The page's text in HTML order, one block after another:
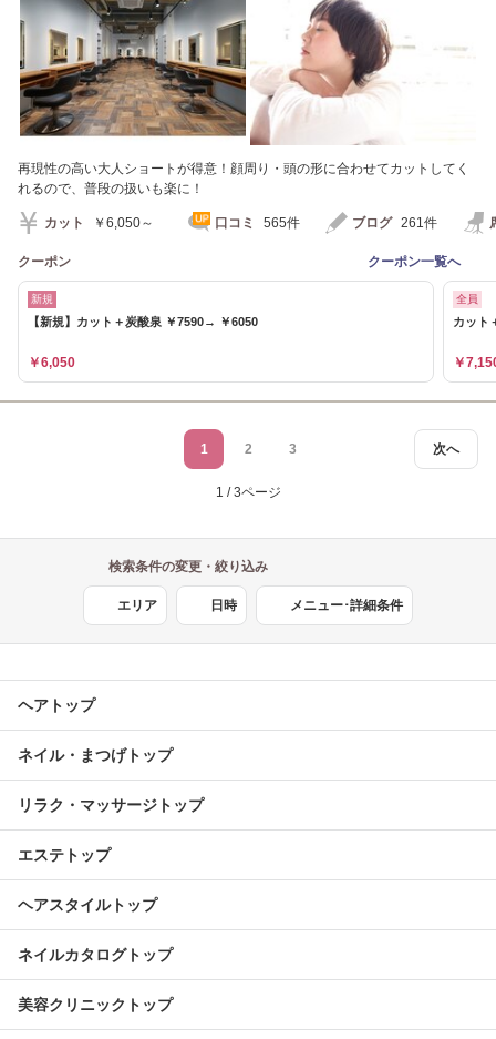
再現性の高い大人ショートが得意！顔周り・頭の形に合わせてカットしてく
れるので、普段の扱いも楽に！
カット ￥6,050～ 口コミ 565件 ブログ 261件
クーポン クーポン一覧へ
新規
【新規】カット＋炭酸泉 ￥7590→ ￥6050
￥6,050
全員
カット
￥
次へ
1 2 3
1 / 3ページ
検索条件の変更・絞り込み
エリア 日時 メニュー･詳細条件
ヘアトップ
ネイル・まつげトップ
リラク・マッサージトップ
エステトップ
ヘアスタイルトップ
ネイルカタログトップ
美容クリニックトップ